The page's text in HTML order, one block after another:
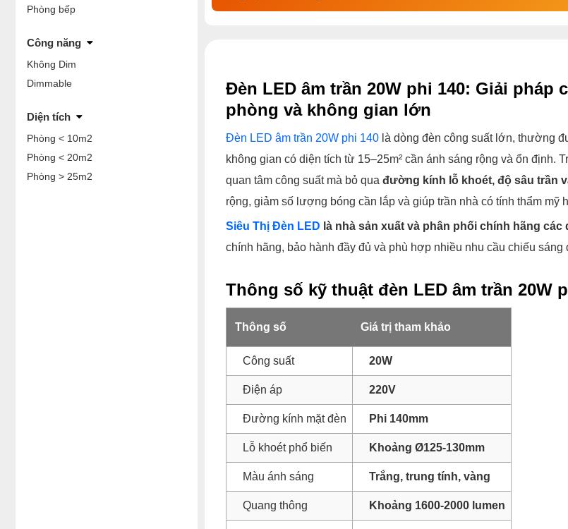
Phòng bếp
Công năng
Không Dim
Dimmable
Diện tích
Phòng < 10m2
Phòng < 20m2
Phòng > 25m2
Đèn LED âm trần 20W phi 140: Giải
phòng và không gian lớn
Đèn LED âm trần 20W phi 140 là dòng đèn công suất lớn, thường
không gian có diện tích từ 15–25m² cần ánh sáng rộng và ổn
quan tâm công suất mà bỏ qua đường kính lỗ khoét, độ sâu trần
rộng, giảm số lượng bóng cần lắp và giúp trần nhà có tính thẩm mỹ
Siêu Thị Đèn LED là nhà sản xuất và phân phối chính hãng
chính hãng, bảo hành đầy đủ và phù hợp nhiều nhu cầu chiếu sáng
Thông số kỹ thuật đèn LED âm trần 20W
Thông số Giá trị tham khảo
Công suất 20W
Điện áp 220V
Đường kính mặt đèn Phi 140mm
Lỗ khoét phổ biến Khoảng Ø125-130mm
Màu ánh sáng Trắng, trung tính, vàng
Quang thông Khoảng 1600-2000 lumen